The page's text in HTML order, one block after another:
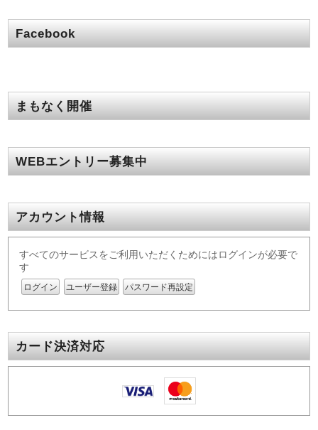
Facebook
まもなく開催
WEBエントリー募集中
アカウント情報
すべてのサービスをご利用いただくためにはログインが必要で
す
ログイン ユーザー登録 パスワード再設定
カード決済対応